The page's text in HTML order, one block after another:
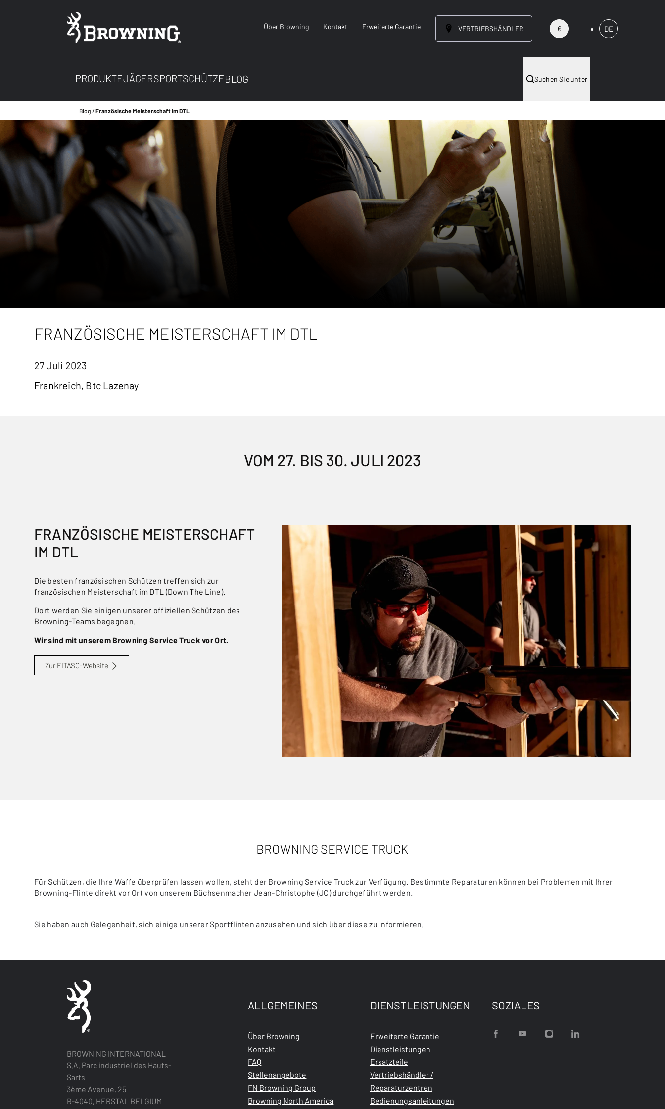
Über Browning Kontakt Erweiterte Garantie VERTRIEBSHÄNDLER € DE
PRODUKTEJÄGERSPORTSCHÜTZEBLOG Suchen Sie unter
Blog Französische Meisterschaft im DTL
FRANZÖSISCHE MEISTERSCHAFT IM DTL
27 Juli 2023
Frankreich, Btc Lazenay
VOM 27. BIS 30. JULI 2023
FRANZÖSISCHE MEISTERSCHAFT
IM DTL
Die besten französischen Schützen treffen sich zur
französischen Meisterschaft im DTL (Down The Line).
Dort werden Sie einigen unserer offiziellen Schützen des
Browning-Teams begegnen.
Wir sind mit unserem Browning Service Truck vor Ort.
Zur FITASC-Website
BROWNING SERVICE TRUCK
Für Schützen, die Ihre Waffe überprüfen lassen wollen, steht der Browning Service Truck zur Verfügung. Bestimmte Reparaturen können bei Problemen mit Ihrer
Browning-Flinte direkt vor Ort von unserem Büchsenmacher Jean-Christophe (JC) durchgeführt werden.
Sie haben auch Gelegenheit, sich einige unserer Sportflinten anzusehen und sich über diese zu informieren.
BROWNING INTERNATIONAL
S.A. Parc industriel des Hauts-
Sarts
3ème Avenue, 25
B-4040, HERSTAL BELGIUM
ALLGEMEINES
Über Browning
Kontakt
FAQ
Stellenangebote
FN Browning Group
Browning North America
DIENSTLEISTUNGEN
Erweiterte Garantie
Dienstleistungen
Ersatzteile
Vertriebshändler /
Reparaturzentren
Bedienungsanleitungen
SOZIALES